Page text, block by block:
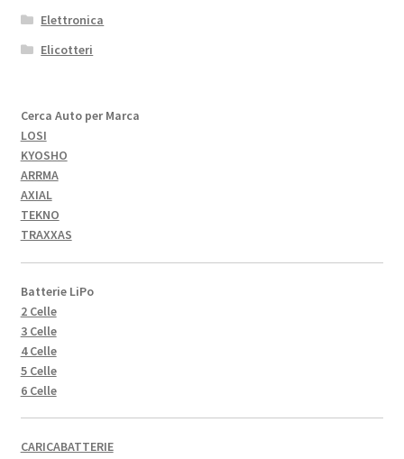
Elettronica
Elicotteri
Cerca Auto per Marca
LOSI
KYOSHO
ARRMA
AXIAL
TEKNO
TRAXXAS
Batterie LiPo
2 Celle
3 Celle
4 Celle
5 Celle
6 Celle
CARICABATTERIE